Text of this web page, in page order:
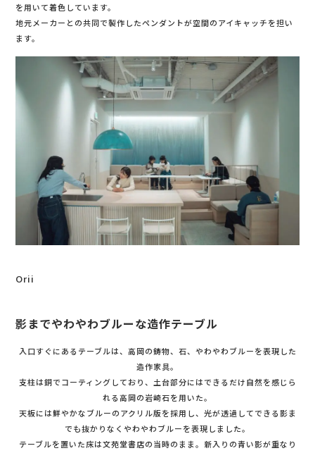
を用いて着色しています。
地元メーカーとの共同で製作したペンダントが空間のアイキャッチを担い
ます。
Orii
影までやわやわブルーな造作テーブル
入口すぐにあるテーブルは、高岡の鋳物、石、やわやわブルーを表現した
造作家具。
支柱は銅でコーティングしており、土台部分にはできるだけ自然を感じら
れる高岡の岩崎石を用いた。
天板には鮮やかなブルーのアクリル版を採用し、光が透過してできる影ま
でも抜かりなくやわやわブルーを表現しました。
テーブルを置いた床は文苑堂書店の当時のまま。新入りの青い影が重なり